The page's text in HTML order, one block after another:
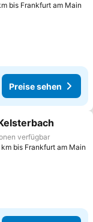
bis Frankfurt am Main
Preise sehen
hinzufügen
verfügbar
bis Frankfurt am Main